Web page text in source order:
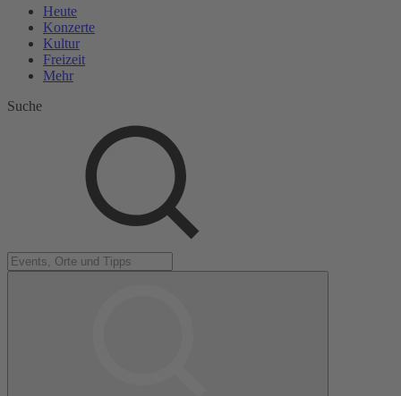
Heute
Konzerte
Kultur
Freizeit
Mehr
Suche